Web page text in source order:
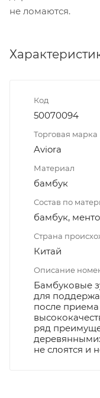
не ломаются.
Код
50070094
Торговая марка
Aviora
Материал
бамбук
Состав по
бамбук,
Страна
Китай
Описание
Бамбуковые
для
после
ряд
не слоятся и